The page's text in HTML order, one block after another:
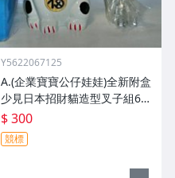
Y5622067125
A.(企業寶寶公仔娃娃)全新附盒
少見日本招財貓造型叉子組6入
附招財貓叉座值得收藏!!/大/-P
$ 300
競標